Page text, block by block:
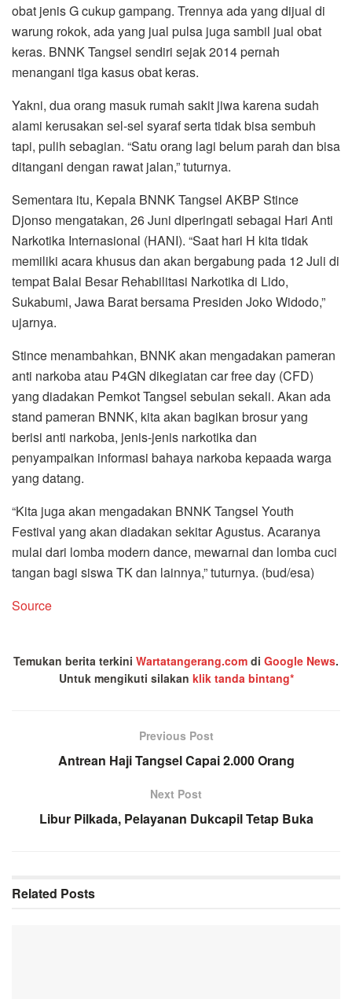
obat jenis G cukup gampang. Trennya ada yang dijual di
warung rokok, ada yang jual pulsa juga sambil jual obat
keras. BNNK Tangsel sendiri sejak 2014 pernah
menangani tiga kasus obat keras.
Yakni, dua orang masuk rumah sakit jiwa karena sudah
alami kerusakan sel-sel syaraf serta tidak bisa sembuh
tapi, pulih sebagian. “Satu orang lagi belum parah dan bisa
ditangani dengan rawat jalan,” tuturnya.
Sementara itu, Kepala BNNK Tangsel AKBP Stince
Djonso mengatakan, 26 Juni diperingati sebagai Hari Anti
Narkotika Internasional (HANI). “Saat hari H kita tidak
memiliki acara khusus dan akan bergabung pada 12 Juli di
tempat Balai Besar Rehabilitasi Narkotika di Lido,
Sukabumi, Jawa Barat bersama Presiden Joko Widodo,”
ujarnya.
Stince menambahkan, BNNK akan mengadakan pameran
anti narkoba atau P4GN dikegiatan car free day (CFD)
yang diadakan Pemkot Tangsel sebulan sekali. Akan ada
stand pameran BNNK, kita akan bagikan brosur yang
berisi anti narkoba, jenis-jenis narkotika dan
penyampaikan informasi bahaya narkoba kepaada warga
yang datang.
“Kita juga akan mengadakan BNNK Tangsel Youth
Festival yang akan diadakan sekitar Agustus. Acaranya
mulai dari lomba modern dance, mewarnai dan lomba cuci
tangan bagi siswa TK dan lainnya,” tuturnya. (bud/esa)
Source
Temukan berita terkini Wartatangerang.com di Google News.
Untuk mengikuti silakan klik tanda bintang*
Previous Post
Antrean Haji Tangsel Capai 2.000 Orang
Next Post
Libur Pilkada, Pelayanan Dukcapil Tetap Buka
Related Posts